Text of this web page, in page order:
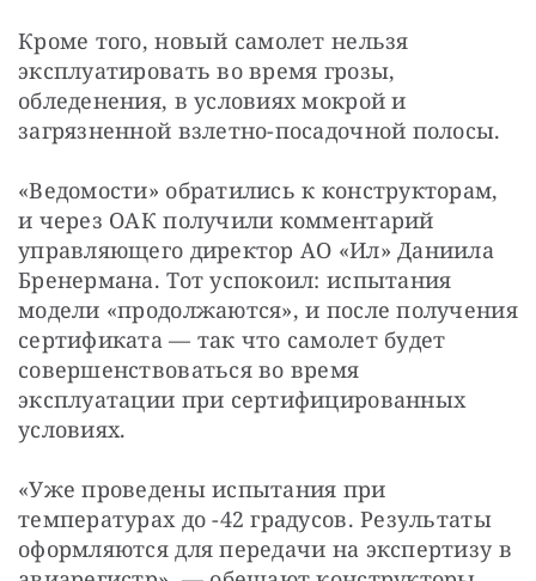
Кроме того, новый самолет нельзя
эксплуатировать во время грозы,
обледенения, в условиях мокрой и
загрязненной взлетно-посадочной полосы.
«Ведомости» обратились к конструкторам,
и через ОАК получили комментарий
управляющего директор АО «Ил» Даниила
Бренермана. Тот успокоил: испытания
модели «продолжаются», и после получения
сертификата — так что самолет будет
совершенствоваться во время
эксплуатации при сертифицированных
условиях.
«Уже проведены испытания при
температурах до -42 градусов. Результаты
оформляются для передачи на экспертизу в